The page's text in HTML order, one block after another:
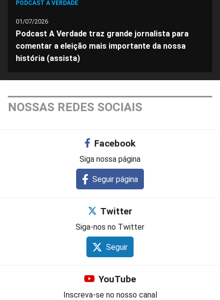
PODCAST A VERDADE
01/07/2026
Podcast A Verdade traz grande jornalista para
comentar a eleição mais importante da nossa
história (assista)
NOSSAS REDES SOCIAIS
Facebook
Siga nossa página
Seguir página
Twitter
Siga-nos no Twitter
Seguir
YouTube
Inscreva-se no nosso canal